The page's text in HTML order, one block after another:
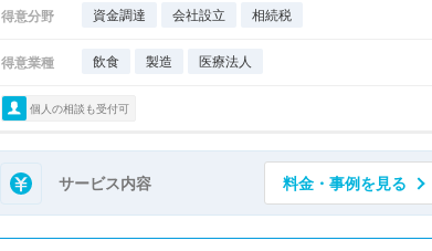
得意分野 資金調達 会社設立 相続税
得意業種 飲食 製造 医療法人
個人の相談も受付可
サービス内容 料金・事例を見る